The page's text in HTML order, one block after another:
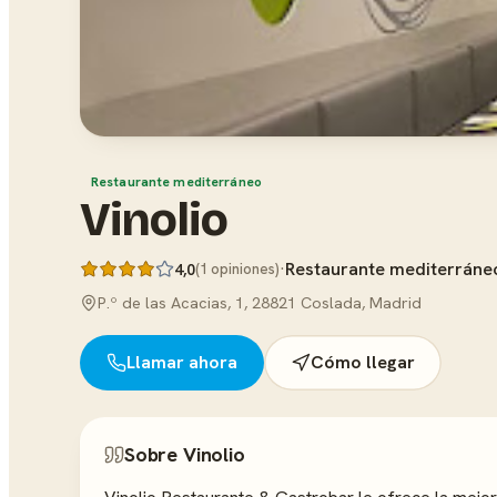
Restaurante mediterráneo
Vinolio
4,0(1 opiniones)·Restaurante
P.º de las Acacias, 1, 28821 Coslada, Madrid
Llamar ahora Cómo llegar
Sobre Vinolio